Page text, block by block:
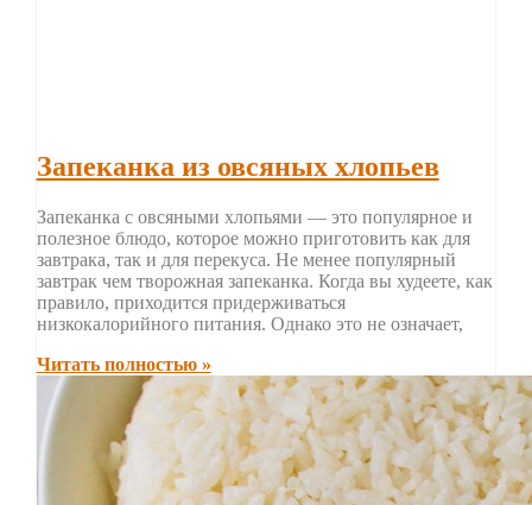
Запеканка из овсяных хлопьев
Запеканка с овсяными хлопьями — это популярное и
полезное блюдо, которое можно приготовить как для
завтрака, так и для перекуса. Не менее популярный
завтрак чем творожная запеканка. Когда вы худеете, как
правило, приходится придерживаться
низкокалорийного питания. Однако это не означает,
Читать полностью »